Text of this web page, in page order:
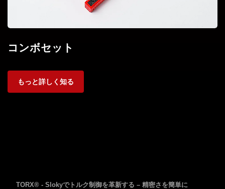
コンボセット
もっと詳しく知る
TORX® - Slokyでトルク制御を革新する – 精密さを簡単に